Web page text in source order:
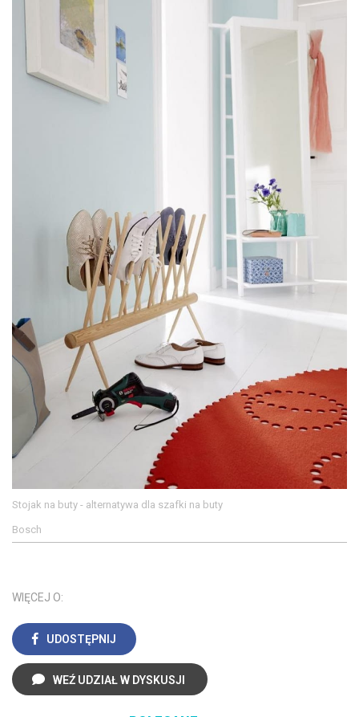
Stojak na buty - alternatywa dla szafki na buty
Bosch
WIĘCEJ O:
UDOSTĘPNIJ
WEŹ UDZIAŁ W DYSKUSJI